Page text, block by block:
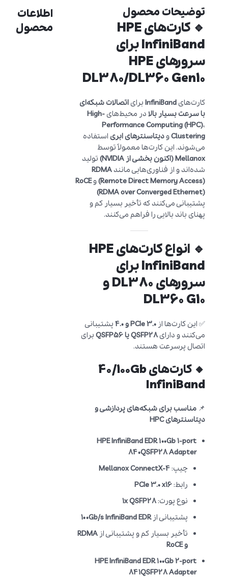
توضیحات محصول
🔹 کارت‌های HPE
InfiniBand برای
سرورهای HPE
DL380/DL360 Gen10
کارت‌های InfiniBand برای اتصالات شبکه‌ای
با سرعت بسیار بالا در محیط‌های High-
Performance Computing (HPC)،
Clusteringو دیتاسنترهای ابری استفاده
می‌شوند. این کارت‌ها معمولاً توسط
Mellanox (اکنون بخشی از NVIDIA)
تولید
شده‌اند و از فناوری‌هایی مانند RDMA
(Remote Direct Memory Access)وRoCE
(RDMA over Converged Ethernet)
پشتیبانی می‌کنند که تأخیر بسیار کم و
پهنای باند بالایی را فراهم می‌کنند.
🔹 انواع کارت‌های HPE
InfiniBand برای
سرورهای DL380 و
DL360 G10
✅ این کارت‌ها از PCIe 3.0 و 4.0
پشتیبانی
می‌کنند و دارای QSFP28 یا QSFP56
برای
اتصال پرسرعت هستند.
🔸 کارت‌های 40/100Gb
InfiniBand
📌 مناسب برای شبکه‌های پردازشی و
دیتاسنترهای HPC
HPE InfiniBand EDR 100Gb 1-port
840QSFP28 Adapter
چیپ:Mellanox ConnectX-4
رابط:PCIe 3.0 x16
نوع پورت:1x QSFP28
پشتیبانی از100Gb/s InfiniBand EDR
تأخیر بسیار کم و پشتیبانی از RDMA
و RoCE
HPE InfiniBand EDR 100Gb 2-port
841QSFP28 Adapter
اطلاعات
محصول